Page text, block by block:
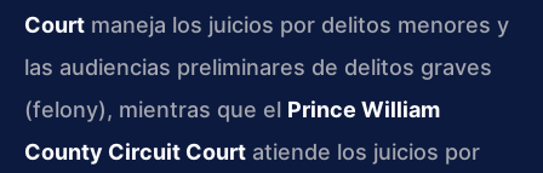
Court maneja los juicios por delitos menores y
las audiencias preliminares de delitos graves
(felony), mientras que el Prince William
County Circuit Court atiende los juicios por